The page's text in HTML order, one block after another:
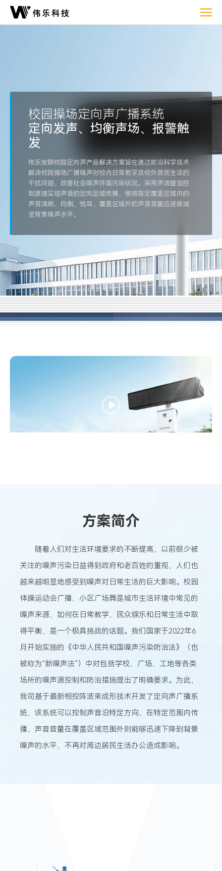
校园操场定向声广播系统
定向发声、均衡声场、报警触
发
伟乐安静校园定向声产品解决方案旨在通过前沿科学技术
解决校园操场广播噪声对校内日常教学及校外居民生活的
干扰问题，改善社会噪声环境污染状况。采用声波叠加控
制原理实现声音的定向定域传播，使得指定覆盖区域内的
声音清晰、均衡、悦耳，覆盖区域外的声音音量迅速衰减
至背景噪声水平。
方案简介
随着人们对生活环境要求的不断提高，以前很少被
关注的噪声污染日益得到政府和老百姓的重视，人们也
越来越明显地感受到噪声对日常生活的巨大影响。校园
体操运动会广播、小区广场舞是城市生活环境中常见的
噪声来源，如何在日常教学、民众娱乐和日常生活中取
得平衡，是一个极具挑战的话题。我们国家于2022年6
月开始实施的《中华人民共和国噪声污染防治法》（也
被称为“新噪声法”）中对包括学校、广场、工地等各类
场所的噪声源控制和防治措施提出了明确要求。为此，
我司基于最新相控阵波束成形技术开发了定向声广播系
统，该系统可以控制声音沿特定方向、在特定范围内传
播，声音音量在覆盖区域范围外则能够迅速下降到背景
噪声的水平，不再对周边居民生活办公造成影响。